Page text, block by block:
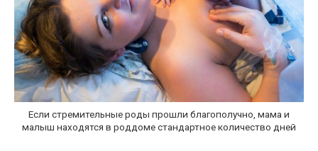
Если стремительные роды прошли благополучно, мама и
малыш находятся в роддоме стандартное количество дней